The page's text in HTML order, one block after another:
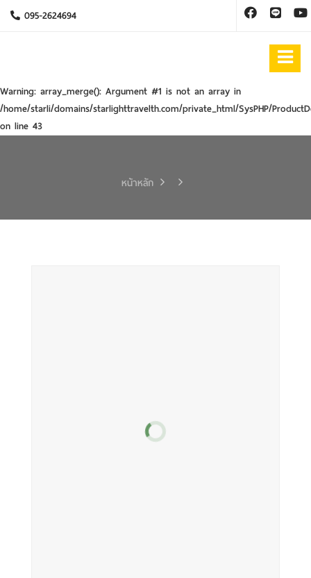
095-2624694
Warning: array_merge(): Argument #1 is not an array in
/home/starli/domains/starlighttravelth.com/private_html/SysPHP/
on line 43
หน้าหลัก